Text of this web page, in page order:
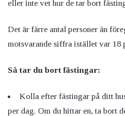
eller inte vet hur de tar bort
Det är färre antal personer än
motsvarande siffra istället var 18
Så tar du bort fästingar:
Kolla efter fästingar på ditt
per dag. Om du hittar en, ta bort